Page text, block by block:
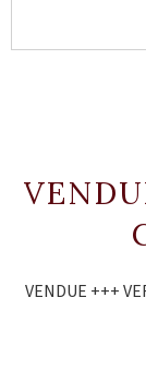
VENDUE +++